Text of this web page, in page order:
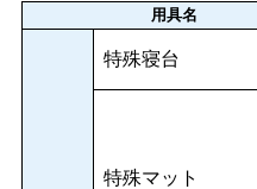
用具名
特殊寝台
特殊マット